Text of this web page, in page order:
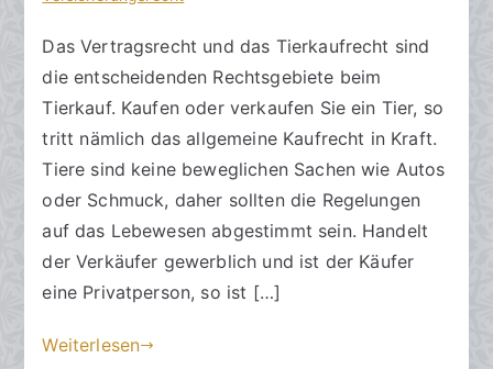
l
t
e
c
h
t
a
m
.
F
e
r
Das Vertragsrecht und das Tierkaufrecht sind
die entscheidenden Rechtsgebiete beim
Tierkauf. Kaufen oder verkaufen Sie ein Tier, so
tritt nämlich das allgemeine Kaufrecht in Kraft.
Tiere sind keine beweglichen Sachen wie Autos
oder Schmuck, daher sollten die Regelungen
auf das Lebewesen abgestimmt sein. Handelt
der Verkäufer gewerblich und ist der Käufer
eine Privatperson, so ist […]
Weiterlesen